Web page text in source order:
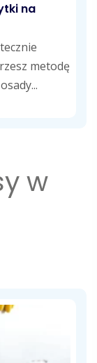
na
metodę
w